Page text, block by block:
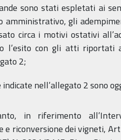
sono stati espletati ai
amministrativo, gli
circa i motivi ostativi
l’esito con gli atti riportati
2;
indicate nell’allegato 2 sono
in riferimento
e riconversione dei vigneti,